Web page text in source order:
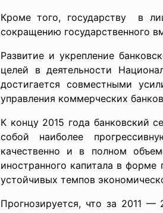
Кроме того, государству в
сокращению государственного
Развитие и укрепление
целей в деятельности
достигается совместными
управления коммерческих
К концу 2015 года банковский
собой наиболее
качественно и в полном
иностранного капитала в
устойчивых темпов
Прогнозируется, что за 2011